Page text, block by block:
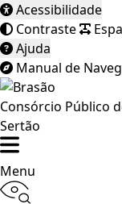
Acessibilidade
Contraste
Ajuda
Manual de
Consórcio Público
Sertão
Menu